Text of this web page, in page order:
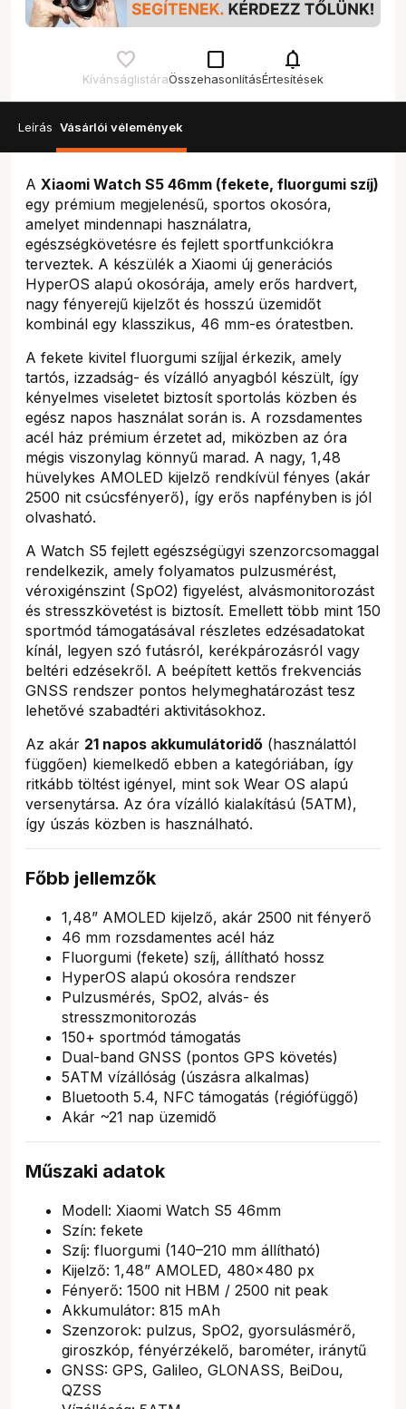
Kívánságlistára
check_box_outline_blank
Összehasonlítás
notifications
Értesítések
Leírás Vásárlói vélemények
A Xiaomi Watch S5 46mm (fekete, fluorgumi szíj)
egy prémium megjelenésű, sportos okosóra,
amelyet mindennapi használatra,
egészségkövetésre és fejlett sportfunkciókra
terveztek. A készülék a Xiaomi új generációs
HyperOS alapú okosórája, amely erős hardvert,
nagy fényerejű kijelzőt és hosszú üzemidőt
kombinál egy klasszikus, 46 mm-es óratestben.
A fekete kivitel fluorgumi szíjjal érkezik, amely
tartós, izzadság- és vízálló anyagból készült, így
kényelmes viseletet biztosít sportolás közben és
egész napos használat során is. A rozsdamentes
acél ház prémium érzetet ad, miközben az óra
mégis viszonylag könnyű marad. A nagy, 1,48
hüvelykes AMOLED kijelző rendkívül fényes (akár
2500 nit csúcsfényerő), így erős napfényben is jól
olvasható.
A Watch S5 fejlett egészségügyi szenzorcsomaggal
rendelkezik, amely folyamatos pulzusmérést,
véroxigénszint (SpO2) figyelést, alvásmonitorozást
és stresszkövetést is biztosít. Emellett több mint 150
sportmód támogatásával részletes edzésadatokat
kínál, legyen szó futásról, kerékpározásról vagy
beltéri edzésekről. A beépített kettős frekvenciás
GNSS rendszer pontos helymeghatározást tesz
lehetővé szabadtéri aktivitásokhoz.
Az akár 21 napos akkumulátoridő (használattól
függően) kiemelkedő ebben a kategóriában, így
ritkább töltést igényel, mint sok Wear OS alapú
versenytársa. Az óra vízálló kialakítású (5ATM),
így úszás közben is használható.
Főbb jellemzők
1,48” AMOLED kijelző, akár 2500 nit fényerő
46 mm rozsdamentes acél ház
Fluorgumi (fekete) szíj, állítható hossz
HyperOS alapú okosóra rendszer
Pulzusmérés, SpO2, alvás- és
stresszmonitorozás
150+ sportmód támogatás
Dual-band GNSS (pontos GPS követés)
5ATM vízállóság (úszásra alkalmas)
Bluetooth 5.4, NFC támogatás (régiófüggő)
Akár ~21 nap üzemidő
Műszaki adatok
Modell: Xiaomi Watch S5 46mm
Szín: fekete
Szíj: fluorgumi (140–210 mm állítható)
Kijelző: 1,48” AMOLED, 480×480 px
Fényerő: 1500 nit HBM / 2500 nit peak
Akkumulátor: 815 mAh
Szenzorok: pulzus, SpO2, gyorsulásmérő,
giroszkóp, fényérzékelő, barométer, iránytű
GNSS: GPS, Galileo, GLONASS, BeiDou,
QZSS